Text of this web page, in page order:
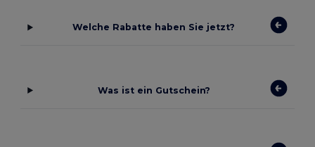
Welche Rabatte haben Sie jetzt?
Was ist ein Gutschein?